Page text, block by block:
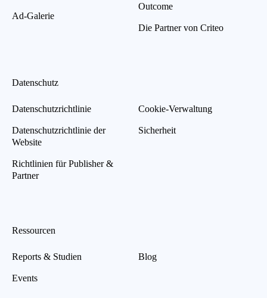
Ad-Galerie
Outcome
Die Partner von Criteo
Datenschutz
Datenschutzrichtlinie
Datenschutzrichtlinie der
Website
Richtlinien für Publisher &
Partner
Cookie-Verwaltung
Sicherheit
Ressourcen
Reports & Studien
Events
Blog